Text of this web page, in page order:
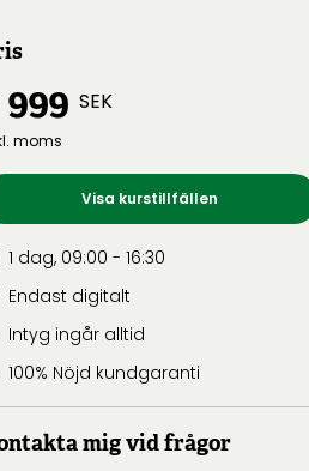
999 SEK
moms
Visa kurstillfällen
1 dag, 09:00 - 16:30
Endast digitalt
Intyg ingår alltid
100% Nöjd kundgaranti
mig vid frågor